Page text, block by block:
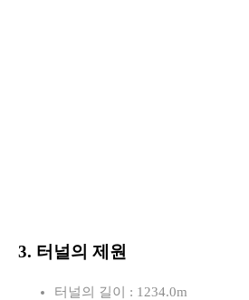
3. 터널의 제원
터널의 길이 : 1234.0m